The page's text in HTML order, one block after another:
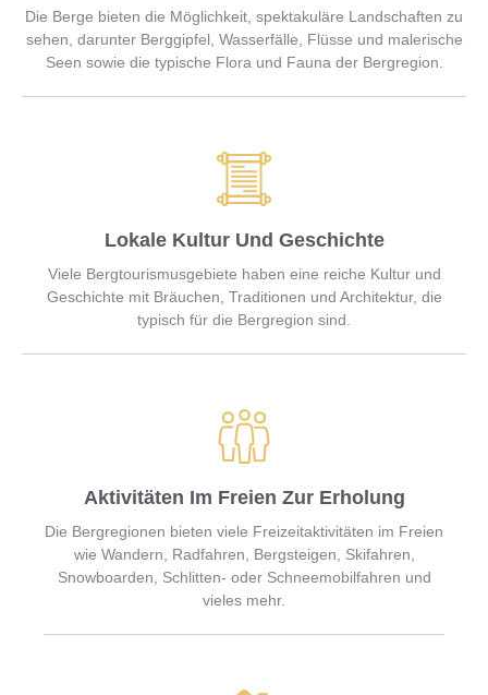
Die Berge bieten die Möglichkeit, spektakuläre Landschaften zu
sehen, darunter Berggipfel, Wasserfälle, Flüsse und malerische
Seen sowie die typische Flora und Fauna der Bergregion.
Lokale Kultur Und Geschichte
Viele Bergtourismusgebiete haben eine reiche Kultur und
Geschichte mit Bräuchen, Traditionen und Architektur, die
typisch für die Bergregion sind.
Aktivitäten Im Freien Zur Erholung
Die Bergregionen bieten viele Freizeitaktivitäten im Freien
wie Wandern, Radfahren, Bergsteigen, Skifahren,
Snowboarden, Schlitten- oder Schneemobilfahren und
vieles mehr.